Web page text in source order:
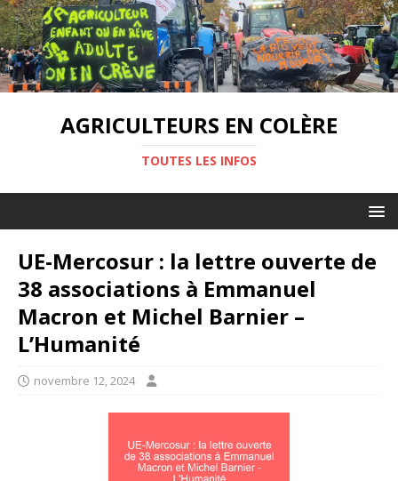
AGRICULTEURS EN COLÈRE
TOUTES LES INFOS
UE-Mercosur : la lettre ouverte de
38 associations à Emmanuel
Macron et Michel Barnier –
L’Humanité
novembre 12, 2024